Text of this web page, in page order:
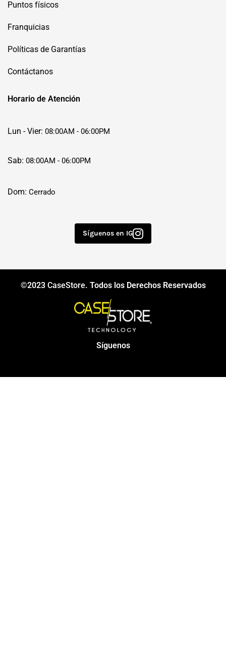
Puntos físicos
Franquicias
Políticas de Garantías
Contáctanos
Horario de Atención
Lun - Vier: 08:00AM - 06:00PM
Sab: 08:00AM - 06:00PM
Dom: Cerrado
Síguenos en IG
©2023 CaseStore. Todos los Derechos Reservados
Síguenos